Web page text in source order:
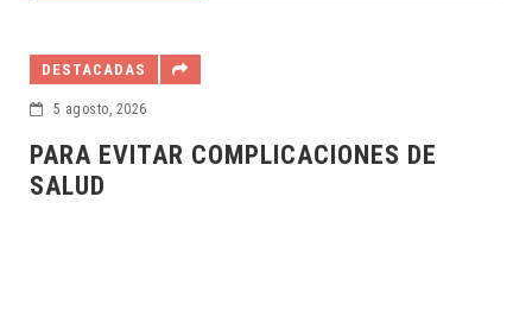
DESTACADAS
5 agosto, 2026
IMSS ORIENTA SOBRE LACTANCIA